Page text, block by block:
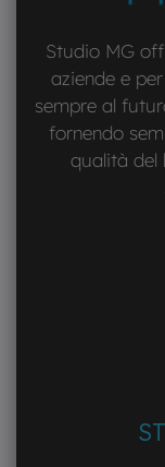
Studio MG
aziende e
sempre al
fornendo
qualità del